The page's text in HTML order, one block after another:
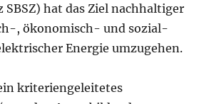
SBSZ) hat das Ziel nachhaltiger
, ökonomisch- und sozial-
Energie umzugehen.
kriteriengeleitetes